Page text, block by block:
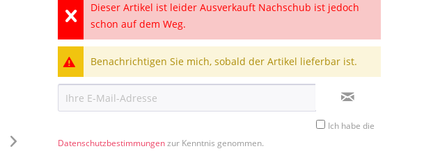
Dieser Artikel ist leider Ausverkauft Nachschub ist jedoch
schon auf dem Weg.
Benachrichtigen Sie mich, sobald der Artikel lieferbar ist.
Ich habe die
Datenschutzbestimmungenzur Kenntnis genommen.